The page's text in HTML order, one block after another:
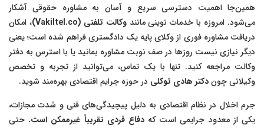
همین‌جا اهمیت دسترسی سریع و آسان به مشاوره حقوقی آشکار
می‌شود. امروزه با خدمات نوینی مانندوکالت تلفنی (Vakiltel.co)
، امکان
دریافت مشاوره فوری از وکلای پایه یک دادگستری فراهم شده است؛ یعنی
دیگر نیازی نیست روزها در صف نوبت مشاوره بمانید یا با استرس به دفتر
وکالت مراجعه کنید. تنها با یک تماس، می‌توانید از تجربه و تخصص
وکیلانی چوندکتر هادی توکلی در حوزه جرایم اقتصادی بهره‌مند شوید.
جرم اخلال در نظام اقتصادی به دلیل پیچیدگی‌های فنی و شدت مجازات،
یکی از معدود جرایمی است کهدفاع فردی تقریباً غیرممکن است. حتی